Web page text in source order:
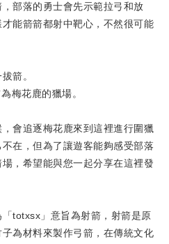
部落的勇士會先示範拉弓和放
能箭箭都射中靶心，不然很可能
箭。
梅花鹿的獵場。
會追逐梅花鹿來到這裡進行圍獵
在，但為了讓遊客能夠感受部落
，希望能與您一起分享在這裡發
totxsx」意旨為射箭，射箭是原
為材料來製作弓箭，在傳統文化